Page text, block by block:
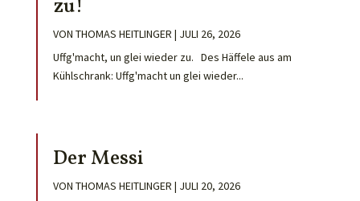
zu!
VON THOMAS HEITLINGER | JULI 26, 2026
Uffg'macht, un glei wieder zu. Des Häffele aus am
Kühlschrank: Uffg'macht un glei wieder...
Der Messi
VON THOMAS HEITLINGER | JULI 20, 2026